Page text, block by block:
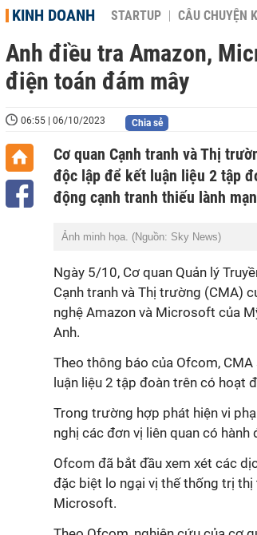
KINH DOANH STARTUP CÂU CHUYỆN
Anh điều tra Amazon,
điện toán đám mây
06:55 | 06/10/2023 Chia sẻ
Cơ quan Cạnh tranh và Thị
độc lập để kết luận liệu 2 tập
động cạnh tranh thiếu lành
Ảnh minh họa. (Nguồn: Sky News)
Ngày 5/10, Cơ quan Quản lý
Cạnh tranh và Thị trường (CMA)
nghệ Amazon và Microsoft của
Anh.
Theo thông báo của Ofcom,
luận liệu 2 tập đoàn trên có hoạt
Trong trường hợp phát hiện vi
nghị các đơn vị liên quan có hành
Ofcom đã bắt đầu xem xét các
đặc biệt lo ngại vị thế thống trị thị
Microsoft.